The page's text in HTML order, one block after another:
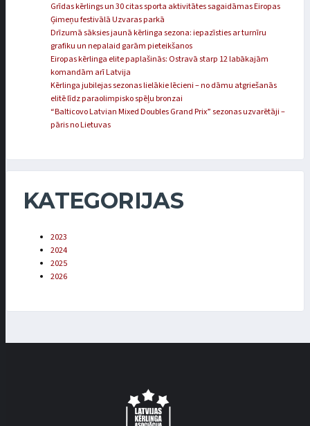
Grīdas kērlings un 30 citas sporta aktivitātes sagaidāmas Eiropas
Ģimeņu festivālā Uzvaras parkā
Drīzumā sāksies jaunā kērlinga sezona: iepazīsties ar turnīru
grafiku un nepalaid garām pieteikšanos
Eiropas kērlinga elite paplašinās: Ostravā starp 12 labākajām
komandām arī Latvija
Kērlinga jubilejas sezonas lielākie lēcieni – no dāmu atgriešanās
elitē līdz paraolimpisko spēļu bronzai
“Balticovo Latvian Mixed Doubles Grand Prix” sezonas uzvarētāji –
pāris no Lietuvas
KATEGORIJAS
2023
2024
2025
2026